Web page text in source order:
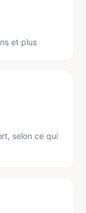
et plus
selon ce qui